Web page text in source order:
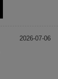
2026-07-06